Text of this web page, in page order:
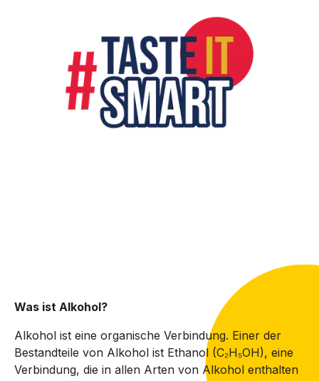
Was ist Alkohol?
Alkohol ist eine organische Verbindung. Einer der
Bestandteile von Alkohol ist Ethanol (C₂H₅OH), eine
Verbindung, die in allen Arten von Alkohol enthalten